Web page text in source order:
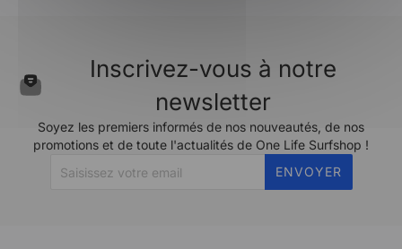
Inscrivez-vous à notre
newsletter
Soyez les premiers informés de nos nouveautés, de nos
promotions et de toute l'actualités de One Life Surfshop !
ENVOYER